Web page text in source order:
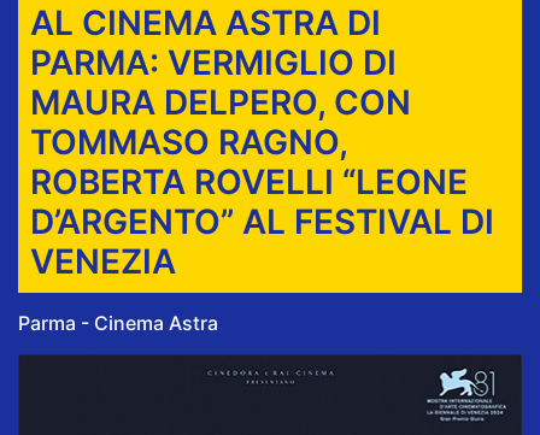
AL CINEMA ASTRA DI
PARMA: VERMIGLIO DI
MAURA DELPERO, CON
TOMMASO RAGNO,
ROBERTA ROVELLI “LEONE
D’ARGENTO” AL FESTIVAL DI
VENEZIA
Parma - Cinema Astra